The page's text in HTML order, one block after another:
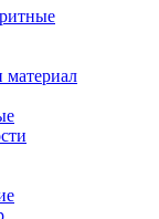
материал